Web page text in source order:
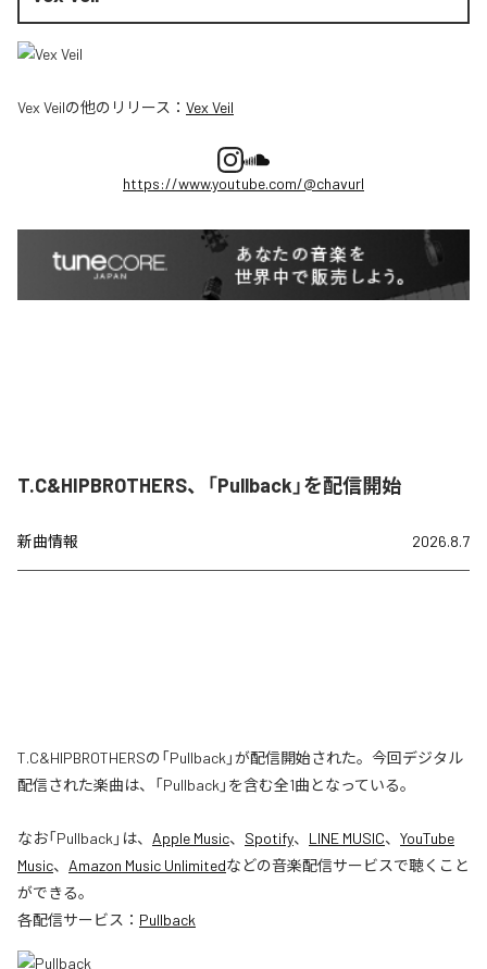
Vex Veilの他のリリース： Vex Veil
https://www.youtube.com/@chavurl
T.C&HIPBROTHERS、「Pullback」を配信開始
新曲情報 2026.8.7
T.C&HIPBROTHERSの「Pullback」が配信開始された。今回デジタル
配信された楽曲は、「Pullback」を含む全1曲となっている。
なお「Pullback 」は、 Apple Music、 Spotify、 LINE MUSIC、 YouTube
Music、 Amazon Music Unlimitedなどの音楽配信サービスで聴くこと
ができる。
各配信サービス： Pullback